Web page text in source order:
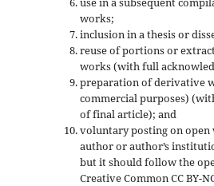
works;
inclusion in a thesis or
reuse of portions or
works (with full
preparation of derivative
commercial purposes)
of final article); and
voluntary posting on open
author or author’s
but it should follow the
Creative Common CC BY-